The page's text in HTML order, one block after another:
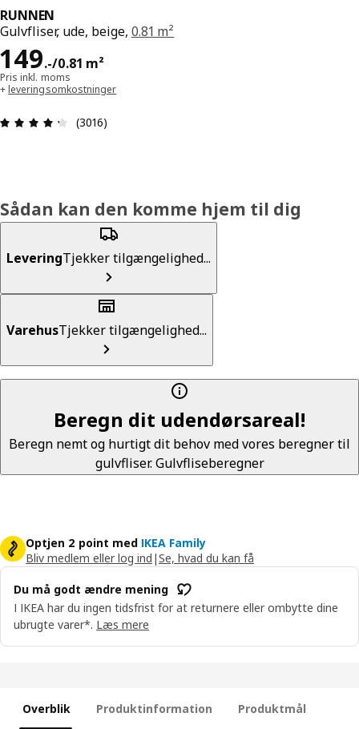
RUNNEN
Gulvfliser, ude, beige, 0.81 m²
149.-/0.81 m²
Pris 149.-/0.81 m²
Pris inkl. moms
+leveringsomkostninger
Anmeldelse: 4.3 Ud af 5 Stjerner. Anmeldelser i
(3016)
Sådan kan den komme hjem til dig
LeveringTjekker tilgængelighed...
VarehusTjekker tilgængelighed...
Beregn dit udendørsareal!
Beregn nemt og hurtigt dit behov med vores beregner til
gulvfliser.Gulvfliseberegner
Optjen 2 point med IKEA Family
Bliv medlem eller log ind |Se, hvad du kan få
Du må godt ændre mening
I IKEA har du ingen tidsfrist for at returnere eller ombytte dine
ubrugte varer*. Læs mere
Overblik Produktinformation Produktmål